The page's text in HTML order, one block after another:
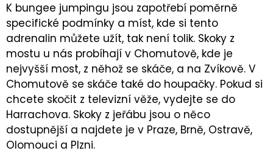
K bungee jumpingu jsou zapotřebí poměrně
specifické podmínky a míst, kde si tento
adrenalin můžete užít, tak není tolik. Skoky z
mostu u nás probíhají v Chomutově, kde je
nejvyšší most, z něhož se skáče, a na Zvíkově. V
Chomutově se skáče také do houpačky. Pokud si
chcete skočit z televizní věže, vydejte se do
Harrachova. Skoky z jeřábu jsou o něco
dostupnější a najdete je v Praze, Brně, Ostravě,
Olomouci a Plzni.